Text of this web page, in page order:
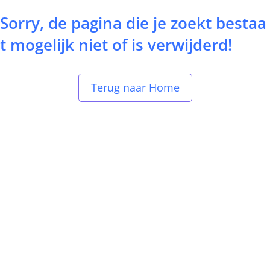
Sorry, de pagina die je zoekt bestaa
t mogelijk niet of is verwijderd!
Terug naar Home